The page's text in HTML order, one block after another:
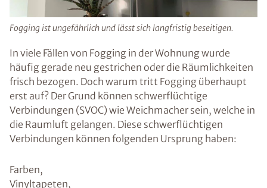
Fogging ist ungefährlich und lässt sich langfristig beseitigen.
In viele Fällen von Fogging in der Wohnung wurde
häufig gerade neu gestrichen oder die Räumlichkeiten
frisch bezogen. Doch warum tritt Fogging überhaupt
erst auf? Der Grund können schwerflüchtige
Verbindungen (SVOC) wie Weichmacher sein, welche in
die Raumluft gelangen. Diese schwerflüchtigen
Verbindungen können folgenden Ursprung haben:
Farben,
Vinyltapeten,